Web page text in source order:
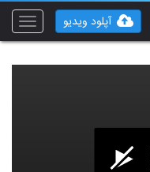
Toggle
آپلود ویدیو